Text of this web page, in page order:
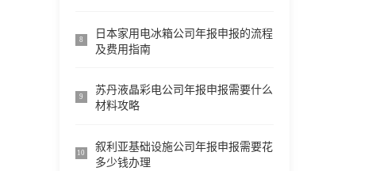
8
日本家用电冰箱公司年报申报的流程
及费用指南
9
苏丹液晶彩电公司年报申报需要什么
材料攻略
10
叙利亚基础设施公司年报申报需要花
多少钱办理